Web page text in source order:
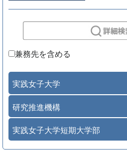
兼務先を含める
実践女子大学
研究推進機構
実践女子大学短期大学部